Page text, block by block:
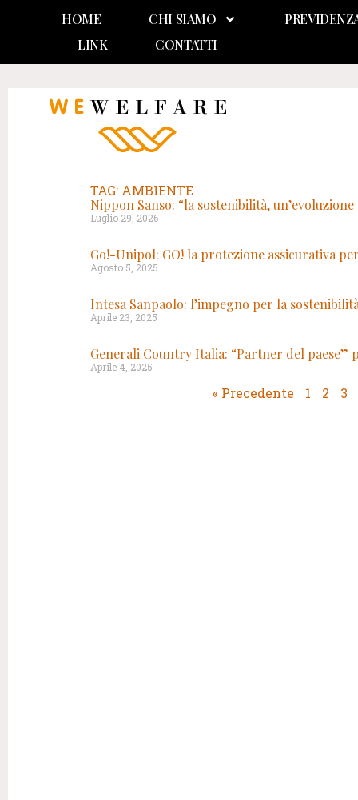
HOME CHI SIAMO
LINK
CONTATTI
TAG: AMBIENTE
Nippon Sanso: “la sostenibilità,
Luglio 29, 2026
Go!-Unipol: GO! la protezione assicurativa
Agosto 5, 2025
Intesa Sanpaolo: l’impegno per la
Aprile 23, 2025
Generali Country Italia: “Partner del paese”
Aprile 4, 2025
« Precedente 1 2 3